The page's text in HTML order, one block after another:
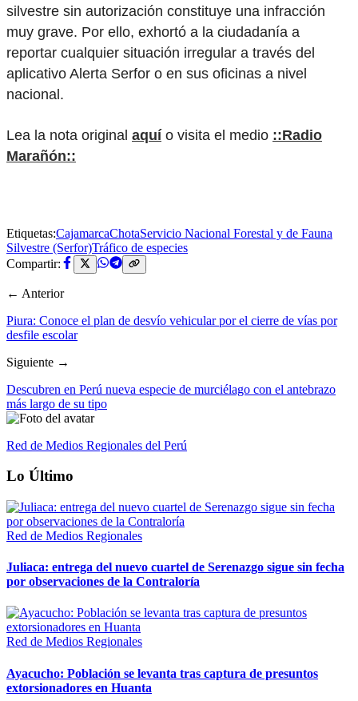
silvestre sin autorización constituye una infracción
muy grave. Por ello, exhortó a la ciudadanía a
reportar cualquier situación irregular a través del
aplicativo Alerta Serfor o en sus oficinas a nivel
nacional.
Lea la nota original aquío visita el medio ::Radio
Marañón::
Etiquetas:CajamarcaChotaServicio Nacional Forestal y de Fauna
Silvestre (Serfor)Tráfico de especies
Compartir:
← Anterior
Piura: Conoce el plan de desvío vehicular por el cierre de vías por
desfile escolar
Siguiente →
Descubren en Perú nueva especie de murciélago con el antebrazo
más largo de su tipo
Red de Medios Regionales del Perú
Lo Último
Red de Medios Regionales
Juliaca: entrega del nuevo cuartel de Serenazgo sigue sin fecha
por observaciones de la Contraloría
Red de Medios Regionales
Ayacucho: Población se levanta tras captura de presuntos
extorsionadores en Huanta